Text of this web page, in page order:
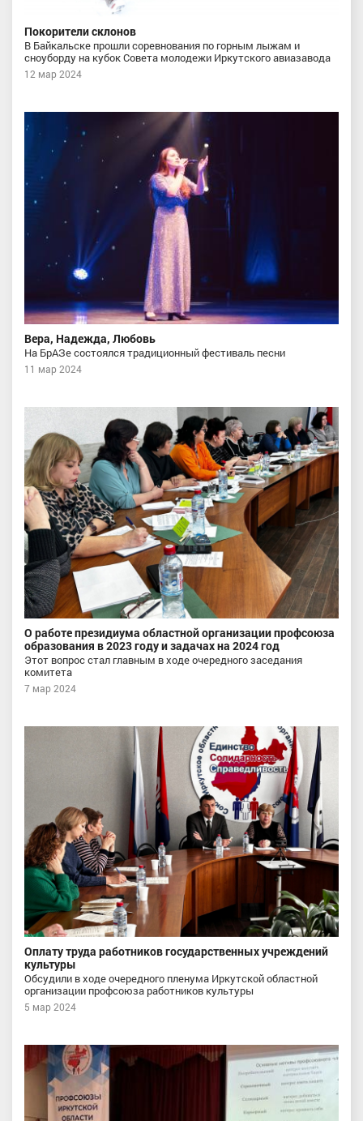
Покорители склонов
В Байкальске прошли соревнования по горным лыжам и
сноуборду на кубок Совета молодежи Иркутского авиазавода
12 мар 2024
Вера, Надежда, Любовь
На БрАЗе состоялся традиционный фестиваль песни
11 мар 2024
О работе президиума областной организации профсоюза
образования в 2023 году и задачах на 2024 год
Этот вопрос стал главным в ходе очередного заседания
комитета
7 мар 2024
Оплату труда работников государственных учреждений
культуры
Обсудили в ходе очередного пленума Иркутской областной
организации профсоюза работников культуры
5 мар 2024